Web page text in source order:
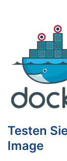
Testen
Image